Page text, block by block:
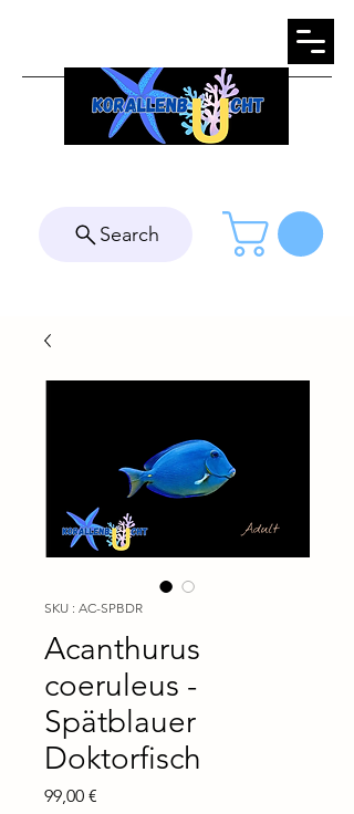
Search
SKU : AC-SPBDR
Acanthurus
coeruleus -
Spätblauer
Doktorfisch
99,00 €